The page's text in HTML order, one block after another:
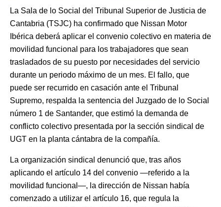
La Sala de lo Social del Tribunal Superior de Justicia de
Cantabria (TSJC) ha confirmado que Nissan Motor
Ibérica deberá aplicar el convenio colectivo en materia de
movilidad funcional para los trabajadores que sean
trasladados de su puesto por necesidades del servicio
durante un periodo máximo de un mes. El fallo, que
puede ser recurrido en casación ante el Tribunal
Supremo, respalda la sentencia del Juzgado de lo Social
número 1 de Santander, que estimó la demanda de
conflicto colectivo presentada por la sección sindical de
UGT en la planta cántabra de la compañía.
La organización sindical denunció que, tras años
aplicando el artículo 14 del convenio —referido a la
movilidad funcional—, la dirección de Nissan había
comenzado a utilizar el artículo 16, que regula la